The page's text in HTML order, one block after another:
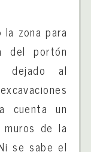
la zona para
del portón
al
cuenta un
de la
se sabe el